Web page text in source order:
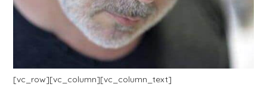
[vc_row][vc_column][vc_column_text]